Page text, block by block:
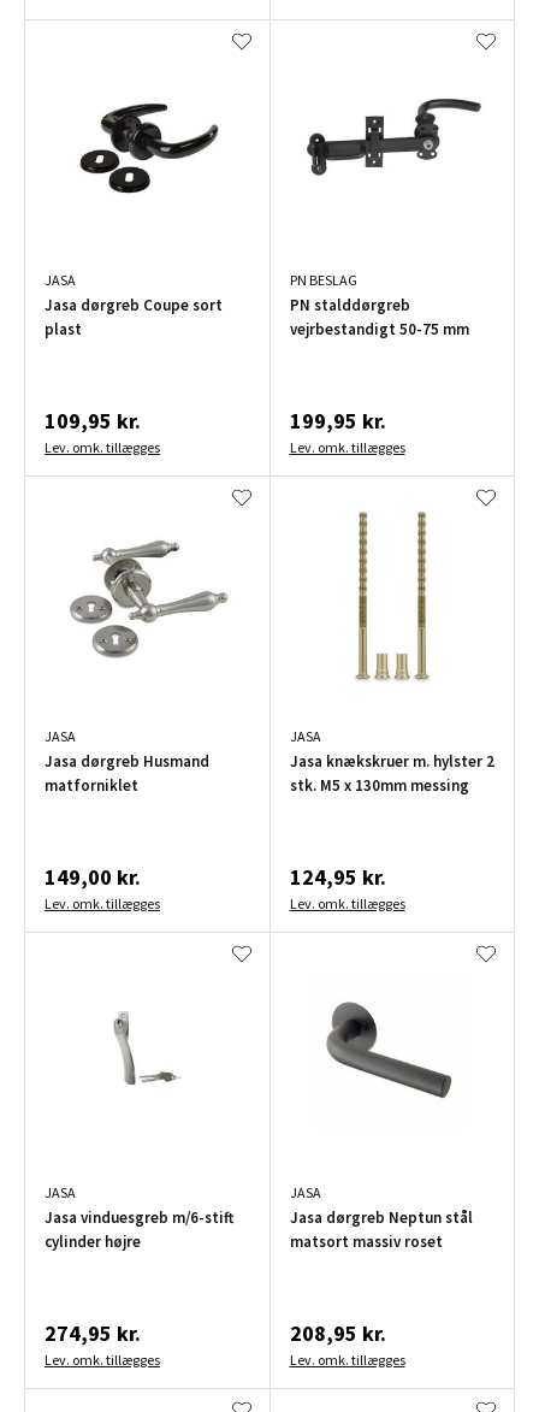
JASA
Jasa dørgreb Coupe sort
plast
109,95 kr.
Lev. omk. tillægges
PN BESLAG
PN stalddørgreb
vejrbestandigt 50-75 mm
199,95 kr.
Lev. omk. tillægges
JASA
Jasa dørgreb Husmand
matforniklet
149,00 kr.
Lev. omk. tillægges
JASA
Jasa knækskruer m. hylster 2
stk. M5 x 130mm messing
124,95 kr.
Lev. omk. tillægges
JASA
Jasa vinduesgreb m/6-stift
cylinder højre
274,95 kr.
Lev. omk. tillægges
JASA
Jasa dørgreb Neptun stål
matsort massiv roset
208,95 kr.
Lev. omk. tillægges